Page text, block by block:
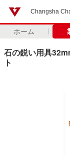
Changsha
ホーム
石の鋭い用具
ト